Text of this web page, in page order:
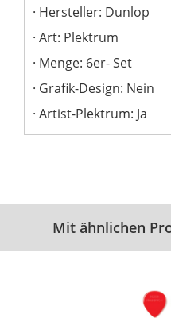
Hersteller: Dunlop
Art: Plektrum
Menge: 6er- Set
Grafik-Design: Nein
Artist-Plektrum: Ja
Mit ähnlichen